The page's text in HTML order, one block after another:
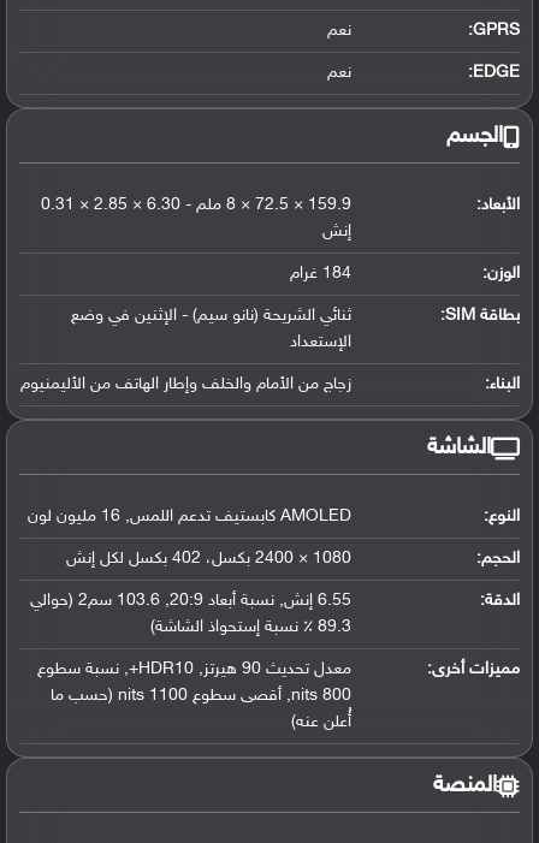
GPRS: نعم
EDGE: نعم
الجسم
الأبعاد:
159.9 × 72.5 × 8 ملم - 6.30 × 2.85 × 0.31
إنش
الوزن: 184 غرام
بطاقة SIM:
ثنائي الشريحة (نانو سيم) - الإثنين في وضع
الإستعداد
البناء: زجاج من الأمام والخلف وإطار الهاتف من الأليمنيوم
الشاشة
النوع: AMOLED كابستيف تدعم اللمس, 16 مليون لون
الحجم: 1080 × 2400 بكسل، 402 بكسل لكل إنش
الدقة:
6.55 إنش, نسبة أبعاد 20:9, 103.6 سم2 (حوالي
89.3 ٪ نسبة إستحواذ الشاشة)
مميزات أخرى:
معدل تحديث 90 هيرتز, HDR10+, نسبة سطوع
800 nits, أقصى سطوع 1100 nits (حسب ما
أُعلن عنه)
المنصة